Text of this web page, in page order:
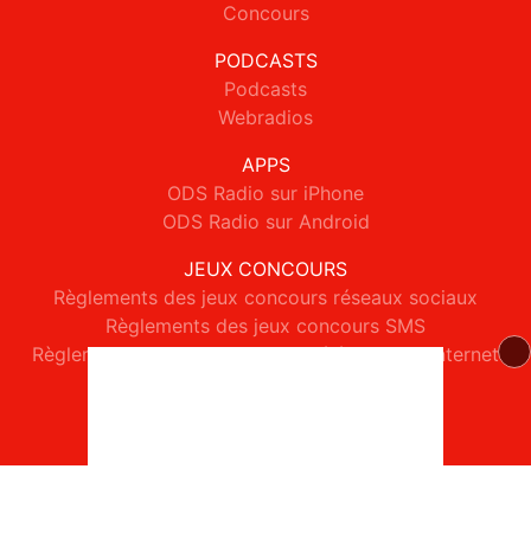
Concours
PODCASTS
Podcasts
Webradios
APPS
ODS Radio sur iPhone
ODS Radio sur Android
JEUX CONCOURS
Règlements des jeux concours réseaux sociaux
Règlements des jeux concours SMS
Règlements des jeux concours téléphone et internet